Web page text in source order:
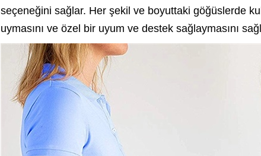
seçeneğini sağlar. Her şekil ve boyuttaki göğüslerde
uymasını ve özel bir uyum ve destek sağlaymasını